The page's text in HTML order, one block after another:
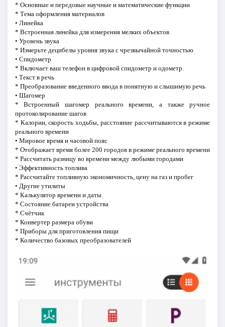
* Основные и передовые научные и математические функции
* Тема оформления материалов
• Линейка
* Встроенная линейка для измерения мелких объектов
• Уровень звука
* Измерьте децибелы уровня звука с чрезвычайной точностью
• Спидометр
* Включает ваш телефон в цифровой спидометр и одометр.
• Текст в речь
* Преобразование введенного ввода в понятную и слышимую речь
• Шагомер
* Встроенный шагомер реального времени, а также ручное
протоколирование шагов
* Калории, скорость ходьбы, расстояние рассчитываются в режиме
реального времени
• Мировое время и часовой пояс
* Отображает время более 200 городов в режиме реального времени
* Рассчитать разницу во времени между любыми городами
• Эффективность топлива
* Рассчитайте топливную экономичность, цену на газ и пробег
• Другие утилиты
* Калькулятор времени и даты
* Состояние батареи устройства
* Счётчик
* Конвертер размера обуви
* Приборы для приготовления пищи
* Количество базовых преобразователей